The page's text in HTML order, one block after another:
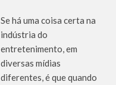
Se há uma coisa certa na
indústria do
entretenimento, em
diversas mídias
diferentes, é que quando